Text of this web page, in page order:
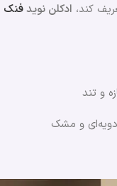
کند، ادکلن نویدفنک
و تند
و مشک